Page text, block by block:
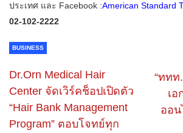
ประเทศ และ Facebook :American Standard
02-102-2222
BUSINESS
Dr.Orn Medical Hair
Center จัดเวิร์คช็อปเปิดตัว
“Hair Bank Management
Program” ตอบโจทย์ทุก
“ททท
เ
ออน